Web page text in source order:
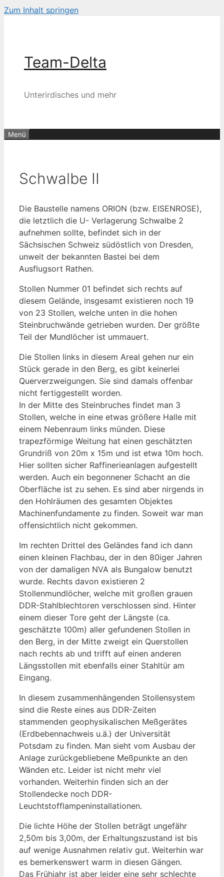
Zum Inhalt springen
Team-Delta
Unterirdisches und mehr
Menü
Schwalbe II
Die Baustelle namens ORION (bzw. EISENROSE),
die letztlich die U- Verlagerung Schwalbe 2
aufnehmen sollte, befindet sich in der
Sächsischen Schweiz südöstlich von Dresden,
unweit der bekannten Bastei bei dem
Ausflugsort Rathen.
Stollen Nummer 01 befindet sich rechts auf
diesem Gelände, insgesamt existieren noch 19
von 23 Stollen, welche unten in die hohen
Steinbruchwände getrieben wurden. Der größte
Teil der Mundlöcher ist ummauert.
Die Stollen links in diesem Areal gehen nur ein
Stück gerade in den Berg, es gibt keinerlei
Querverzweigungen. Sie sind damals offenbar
nicht fertiggestellt worden.
In der Mitte des Steinbruches findet man 3
Stollen, welche in eine etwas größere Halle mit
einem Nebenraum links münden. Diese
trapezförmige Weitung hat einen geschätzten
Grundriß von 20m x 15m und ist etwa 10m hoch.
Hier sollten sicher Raffinerieanlagen aufgestellt
werden. Auch ein begonnener Schacht an die
Oberfläche ist zu sehen. Es sind aber nirgends in
den Hohlräumen des gesamten Objektes
Machinenfundamente zu finden. Soweit war man
offensichtlich nicht gekommen.
Im rechten Drittel des Geländes fand ich dann
einen kleinen Flachbau, der in den 80iger Jahren
von der damaligen NVA als Bungalow benutzt
wurde. Rechts davon existieren 2
Stollenmundlöcher, welche mit großen grauen
DDR-Stahlblechtoren verschlossen sind. Hinter
einem dieser Tore geht der Längste (ca.
geschätzte 100m) aller gefundenen Stollen in
den Berg, in der Mitte zweigt ein Querstollen
nach rechts ab und trifft auf einen anderen
Längsstollen mit ebenfalls einer Stahltür am
Eingang.
In diesem zusammenhängenden Stollensystem
sind die Reste eines aus DDR-Zeiten
stammenden geophysikalischen Meßgerätes
(Erdbebennachweis u.ä.) der Universität
Potsdam zu finden. Man sieht vom Ausbau der
Anlage zurückgebliebene Meßpunkte an den
Wänden etc. Leider ist nicht mehr viel
vorhanden. Weiterhin finden sich an der
Stollendecke noch DDR-
Leuchtstofflampeninstallationen.
Die lichte Höhe der Stollen beträgt ungefähr
2,50m bis 3,00m, der Erhaltungszustand ist bis
auf wenige Ausnahmen relativ gut. Weiterhin war
es bemerkenswert warm in diesen Gängen.
Das Frühjahr ist aber leider eine sehr schlechte